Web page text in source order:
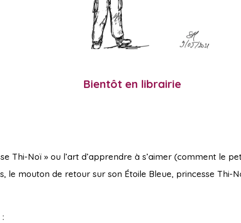
Bientôt en librairie
Thi-Noï » ou l’art d’apprendre à s’aimer (comment le
le mouton de retour sur son Étoile Bleue, princesse